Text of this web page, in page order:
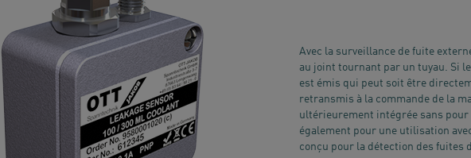
Avec la surveillance de fuite
au joint tournant par un tuyau. Si
est émis qui peut soit être
retransmis à la commande de la
ultérieurement intégrée sans
également pour une utilisation
conçu pour la détection des fuites